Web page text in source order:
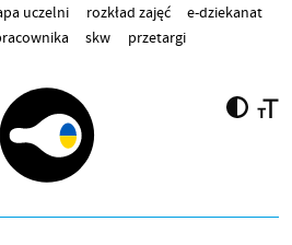
uczelni rozkład zajęć
e-dziekanat
skw
przetargi